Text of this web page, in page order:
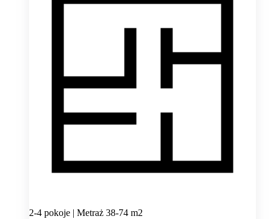
2-4 pokoje | Metraż 38-74 m2